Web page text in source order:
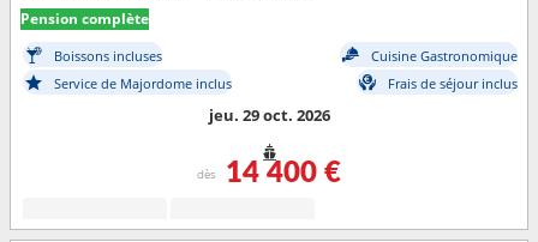
Pension complète
Boissons incluses
Cuisine Gastronomique
Service de Majordome inclus
Frais de séjour inclus
jeu. 29 oct. 2026
dès 14 400 €